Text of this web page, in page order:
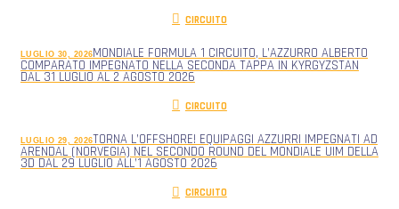
CIRCUITO
LUGLIO 30, 2026MONDIALE FORMULA 1 CIRCUITO, L’AZZURRO ALBERTO
COMPARATO IMPEGNATO NELLA SECONDA TAPPA IN KYRGYZSTAN
DAL 31 LUGLIO AL 2 AGOSTO 2026
CIRCUITO
LUGLIO 29, 2026TORNA L’OFFSHORE! EQUIPAGGI AZZURRI IMPEGNATI AD
ARENDAL (NORVEGIA) NEL SECONDO ROUND DEL MONDIALE UIM DELLA
3D DAL 29 LUGLIO ALL’1 AGOSTO 2026
CIRCUITO